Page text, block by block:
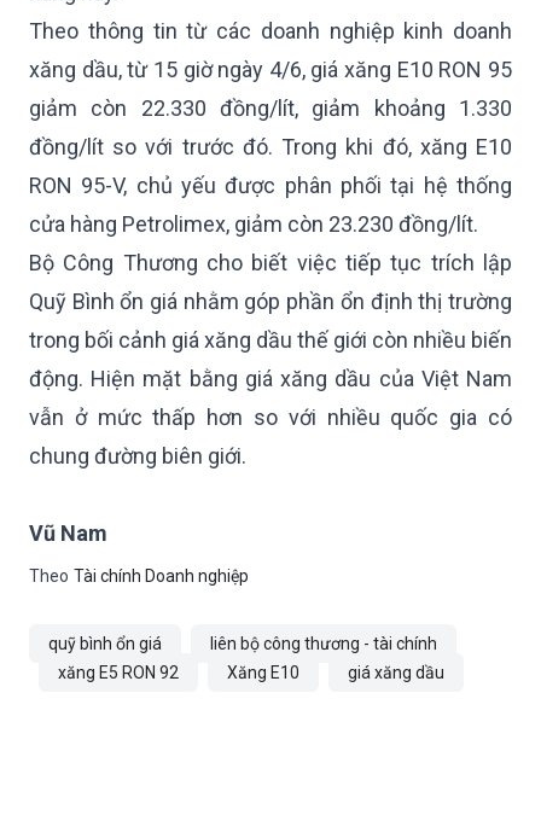
Theo thông tin từ các doanh nghiệp kinh doanh
xăng dầu, từ 15 giờ ngày 4/6, giá xăng E10 RON 95
giảm còn 22.330 đồng/lít, giảm khoảng 1.330
đồng/lít so với trước đó. Trong khi đó, xăng E10
RON 95-V, chủ yếu được phân phối tại hệ thống
cửa hàng Petrolimex, giảm còn 23.230 đồng/lít.
Bộ Công Thương cho biết việc tiếp tục trích lập
Quỹ Bình ổn giá nhằm góp phần ổn định thị trường
trong bối cảnh giá xăng dầu thế giới còn nhiều biến
động. Hiện mặt bằng giá xăng dầu của Việt Nam
vẫn ở mức thấp hơn so với nhiều quốc gia có
chung đường biên giới.
Vũ Nam
Theo Tài chính Doanh nghiệp
quỹ bình ổn giá
liên bộ công thương - tài chính
xăng E5 RON 92
Xăng E10 giá xăng dầu